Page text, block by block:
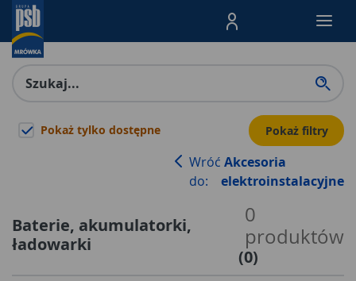
Menu Produktów,
Pokaż tylko dostępne Pokaż filtry
Wróć
do:
Akcesoria
elektroinstalacyjne
Baterie, akumulatorki,
ładowarki
0
produktów
(0)